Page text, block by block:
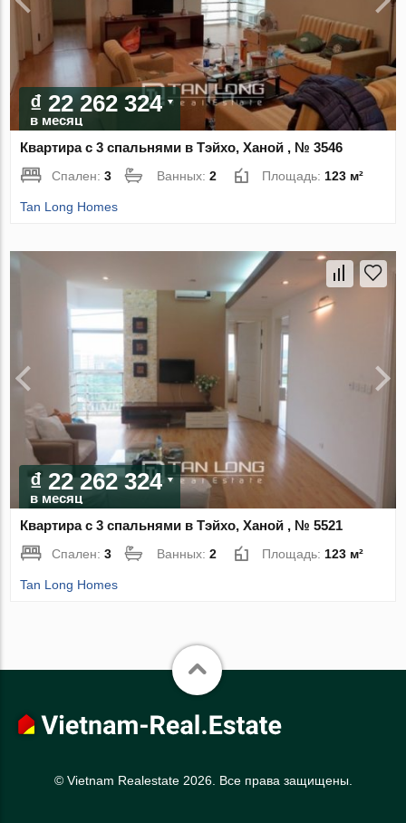
₫ 22 262 324
в месяц
Квартира с 3 спальнями в Тэйхо, Ханой , № 3546
Спален:3 Ванных:2 Площадь: 123 м²
Tan Long Homes
₫ 22 262 324
в месяц
Квартира с 3 спальнями в Тэйхо, Ханой , № 5521
Спален:3 Ванных:2 Площадь: 123 м²
Tan Long Homes
© Vietnam Realestate 2026. Все права защищены.